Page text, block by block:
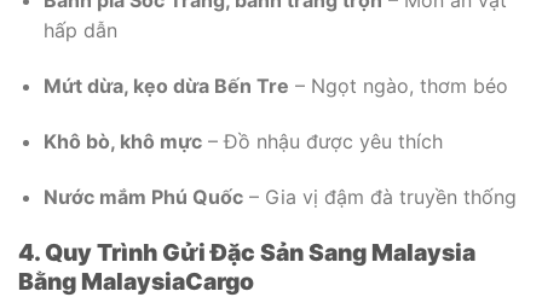
hấp dẫn
Mứt dừa, kẹo dừa Bến Tre – Ngọt ngào, thơm béo
Khô bò, khô mực– Đồ nhậu được yêu thích
Nước mắm Phú Quốc– Gia vị đậm đà truyền thống
4. Quy Trình Gửi Đặc Sản Sang Malaysia
Bằng MalaysiaCargo